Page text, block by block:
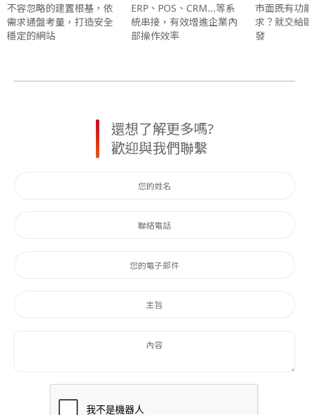
不容忽略的建置根基，依
需求通盤考量，打造安全
穩定的網站
ERP、POS、CRM...等系
統串接，有效增進企業內
部操作效率
市面既有功
求？就交給
發
還想了解更多嗎?
歡迎與我們聯繫